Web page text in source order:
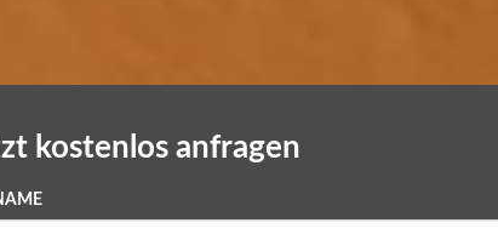
kostenlos anfragen